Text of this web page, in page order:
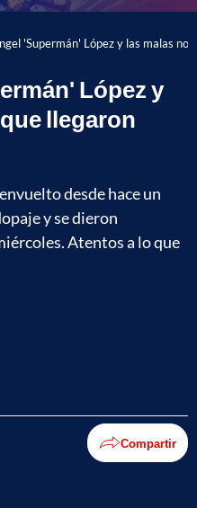
'Supermán' López y las malas
López y
llegaron
desde hace un
y se dieron
Atentos a lo que
Compartir